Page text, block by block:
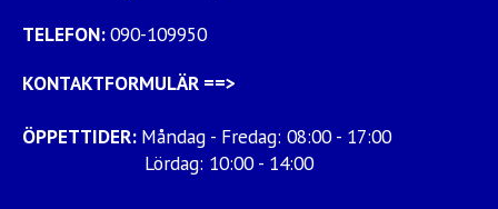
TELEFON:090-109950
KONTAKTFORMULÄR ==>
ÖPPETTIDER: Måndag - Fredag: 08:00 - 17:00
Lördag: 10:00 - 14:00